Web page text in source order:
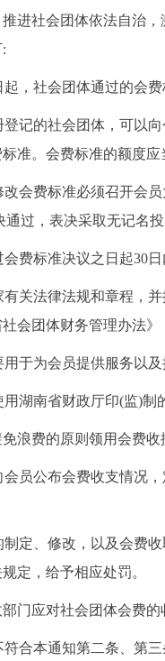
进社会团体依法自治
:
，社会团体通过的会
记的社会团体，可以
准。会费标准的额度应
会费标准必须召开会
通过，表决采取无记名
会费标准决议之日起30
关法律法规和章程，
会团体财务管理办法》
于为会员提供服务以
湖南省财政厅印(监)制
浪费的原则领用会费收
员公布会费收支情况
定、修改，以及会费
定，给予相应处罚。
门应对社会团体会费
合本通知第二条、第